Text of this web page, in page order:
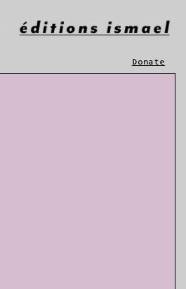
Donate